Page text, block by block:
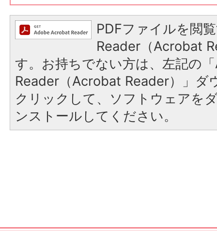
PDFファイルを閲
Reader（Acrobat
す。お持ちでない方は、左記の
Reader（Acrobat Reader）」ダ
クリックして、ソフトウェアを
ンストールしてください。